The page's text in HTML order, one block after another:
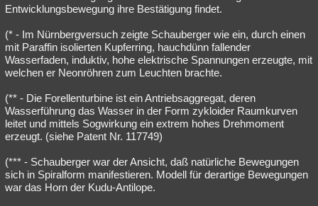
Entwicklungsbewegung ihre Bestätigung findet.
(* - Im Nürnbergversuch zeigte Schauberger wie ein, durch einen
mit Paraffin isolierten Kupferring, hauchdünn fallender
Wasserfaden, induktiv, hohe elektrische Spannungen erzeugte, mit
welchen er Neonröhren zum Leuchten brachte.
(** - Die Forellenturbine ist ein Antriebsaggregat, deren
Wasserführung das Wasser in der Form zykloider Raumkurven
leitet und mittels Sogwirkung ein extrem hohes Drehmoment
erzeugt. (siehe Patent Nr. 117749)
(*** - Schauberger war der Ansicht, daß natürliche Bewegungen
sich in Spiralform manifestieren. Modell für derartige Bewegungen
war das Horn der Kudu-Antilope.